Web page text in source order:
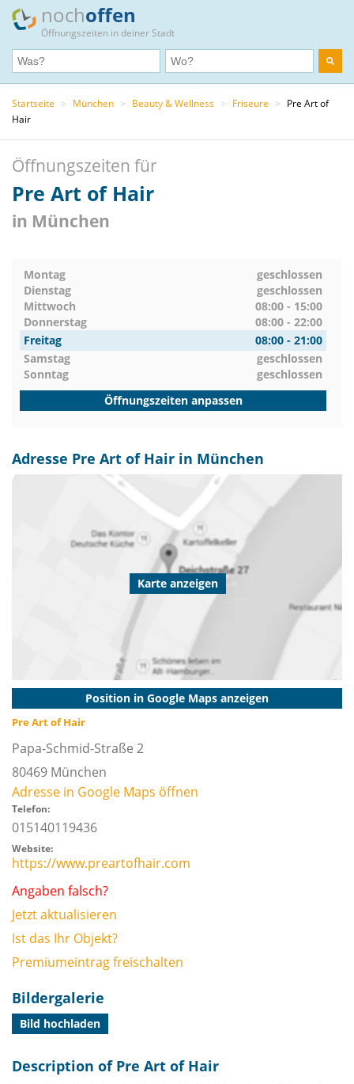
nochoffen
Öffnungszeiten in deiner Stadt
Startseite > München > Beauty & Wellness > Friseure > Pre Art of
Hair
Öffnungszeiten für
Pre Art of Hair
in München
Montag
geschlossen
Dienstag
geschlossen
Mittwoch
08:00 - 15:00
Donnerstag
08:00 - 22:00
Freitag
08:00 - 21:00
Samstag
geschlossen
Sonntag
geschlossen
Öffnungszeiten anpassen
Adresse Pre Art of Hair in München
Karte anzeigen
Position in Google Maps anzeigen
Pre Art of Hair
Papa-Schmid-Straße 2
80469 München
Adresse in Google Maps öffnen
Telefon:
015140119436
Website:
https://www.preartofhair.com
Angaben falsch?
Jetzt aktualisieren
Ist das Ihr Objekt?
Premiumeintrag freischalten
Bildergalerie
Bild hochladen
Description of Pre Art of Hair